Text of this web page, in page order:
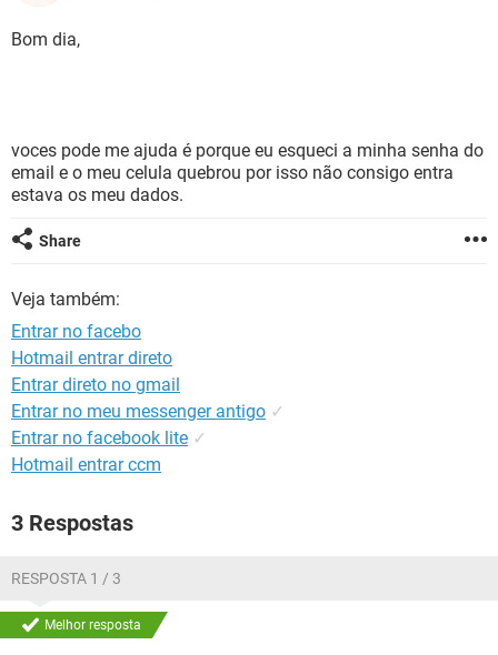
INSTAGRAM
OUTLOOK
JOGOS
INSTAGRAM
GUIA DE COMPRAS
Bom dia,
voces pode me ajuda é porque eu esqueci a minha senha do
email e o meu celula quebrou por isso não consigo entra
estava os meu dados.
Share
Veja também:
Entrar no facebo
Hotmail entrar direto
Entrar direto no gmail
Entrar no meu messenger antigo ✓
Entrar no facebook lite ✓
Hotmail entrar ccm
3 Respostas
RESPOSTA 1 / 3
Melhor resposta